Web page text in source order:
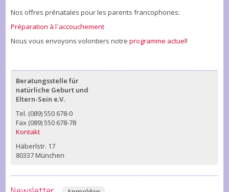
Nos offres prénatales pour les parents francophones:
Préparation à l`accouchement
Nous vous envoyons volontiers notre programme actuel!
Beratungsstelle für
natürliche Geburt und
Eltern-Sein e.V.
Tel. (089) 550 678-0
Fax (089) 550 678-78
Kontakt
Häberlstr. 17
80337 München